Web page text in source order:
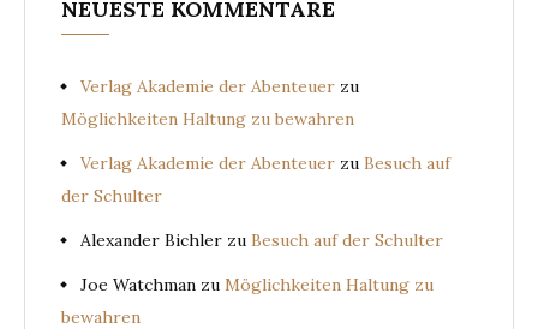
NEUESTE KOMMENTARE
Verlag Akademie der Abenteuer zu
Möglichkeiten Haltung zu bewahren
Verlag Akademie der Abenteuer zu Besuch auf
der Schulter
Alexander Bichler zu Besuch auf der Schulter
Joe Watchman zu Möglichkeiten Haltung zu
bewahren